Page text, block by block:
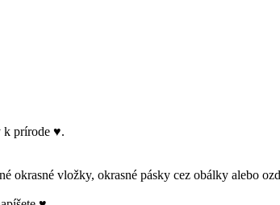
k prírode ♥.
vložky, okrasné pásky cez obálky alebo